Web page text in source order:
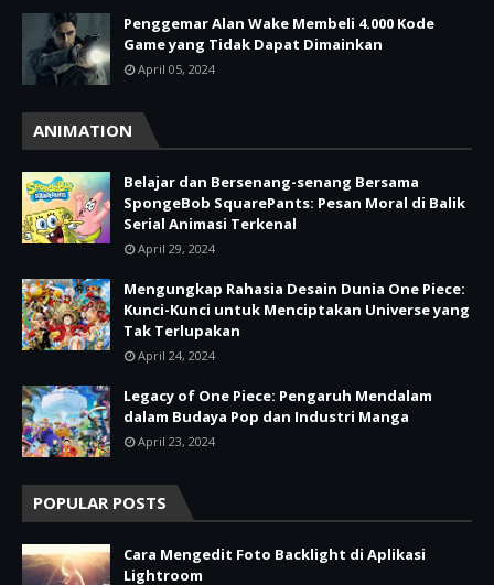
Penggemar Alan Wake Membeli 4.000 Kode
Game yang Tidak Dapat Dimainkan
April 05, 2024
ANIMATION
Belajar dan Bersenang-senang Bersama
SpongeBob SquarePants: Pesan Moral di Balik
Serial Animasi Terkenal
April 29, 2024
Mengungkap Rahasia Desain Dunia One Piece:
Kunci-Kunci untuk Menciptakan Universe yang
Tak Terlupakan
April 24, 2024
Legacy of One Piece: Pengaruh Mendalam
dalam Budaya Pop dan Industri Manga
April 23, 2024
POPULAR POSTS
Cara Mengedit Foto Backlight di Aplikasi
Lightroom